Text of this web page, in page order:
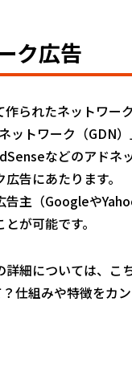
ク広告
られたネットワー
ットワーク（GDN
などのアドネ
告にあたります。
告主（Googleや
が可能です。
細については、こ
仕組みや特徴をカ